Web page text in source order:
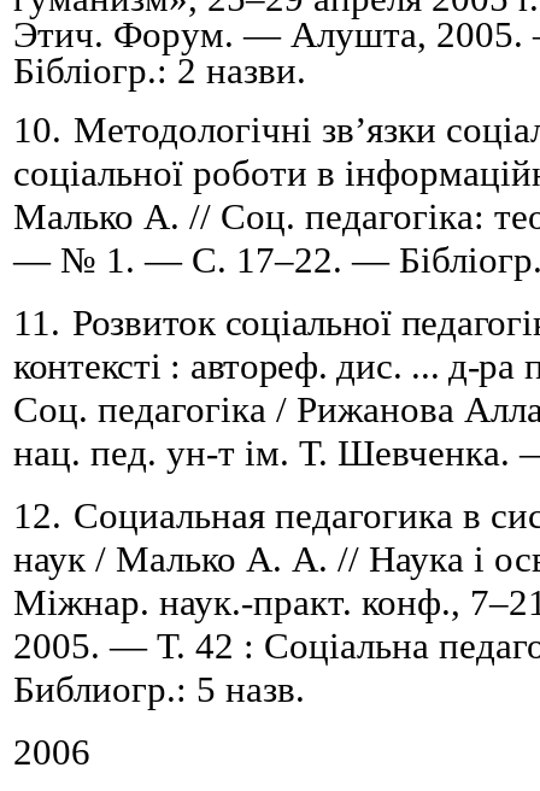
Этич. Форум. — Алушта,
Бібліогр.: 2 назви.
10. Методологічні зв’язки
соціальної роботи в
Малько А. // Соц. педагогіка:
— № 1. — С. 17–22. —
11. Розвиток соціальної
контексті : автореф. дис. ... д-ра
Соц. педагогіка / Рижанова
нац. пед. ун-т ім. Т.
12. Социальная педагогика в
наук / Малько А. А. // Наука і
Міжнар. наук.-практ. конф., 7–
2005. — Т. 42 : Соціальна
Библиогр.: 5 назв.
2006